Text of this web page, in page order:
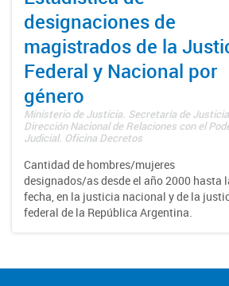
designaciones de
magistrados de la
Federal y Nacional por
género
Ministerio de Justicia. Secretaría de
Dirección Nacional de Relaciones con el
Judicial. Oficina Decretos
Cantidad de hombres/mujeres
designados/as desde el año 2000 hasta
fecha, en la justicia nacional y de la
federal de la República Argentina.